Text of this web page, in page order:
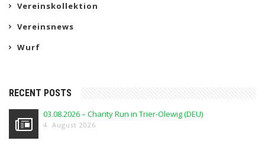
Vereinskollektion
Vereinsnews
Wurf
RECENT POSTS
03.08.2026 – Charity Run in Trier-Olewig (DEU)
4. August 2026